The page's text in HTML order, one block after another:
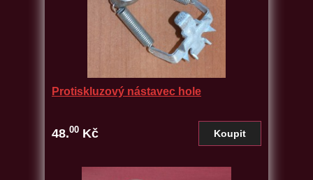
Protiskluzový nástavec hole
48.00 Kč